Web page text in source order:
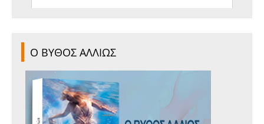
Ο ΒΥΘΟΣ ΑΛΛΙΩΣ